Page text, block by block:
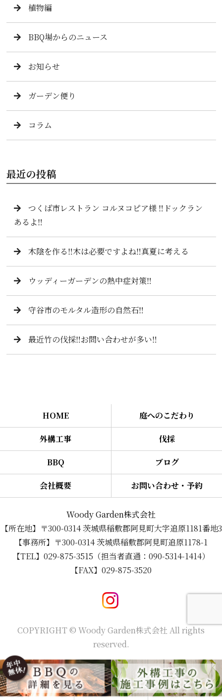
植物編
BBQ場からのニュース
お知らせ
ガーデン便り
コラム
最近の投稿
つくば市レストラン コルヌコピア様 ‼️ドックラン
あるよ‼️
木陰を作る‼️木は必要ですよね‼️真夏に考える
ウッディーガーデンの熱中症対策‼️
守谷市のモルタル造形の自然石‼️
最近竹の伐採‼️お問い合わせが多い‼️
HOME 庭へのこだわり
外構工事 伐採
BBQ ブログ
会社概要 お問い合わせ・予約
Woody Garden株式会社
【所在地】〒300-0314 茨城県稲敷郡阿見町大字追原1181番地3
【事務所】〒300-0314 茨城県稲敷郡阿見町追原1178-1
【TEL】029-875-3515（担当者直通：090-5314-1414）
【FAX】029-875-3520
COPYRIGHT © Woody Garden株式会社 All rights
reserved.